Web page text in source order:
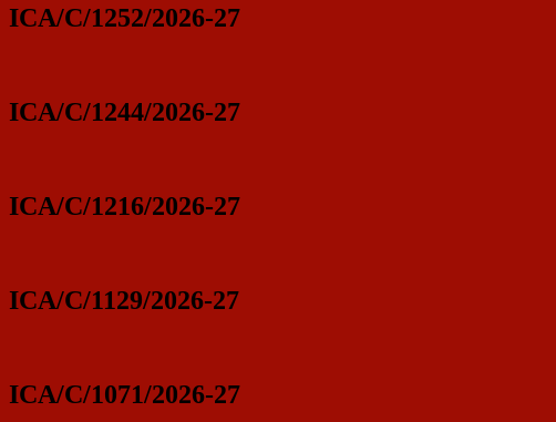
ICA/C/1252/2026-27
ICA/C/1244/2026-27
ICA/C/1216/2026-27
ICA/C/1129/2026-27
ICA/C/1071/2026-27